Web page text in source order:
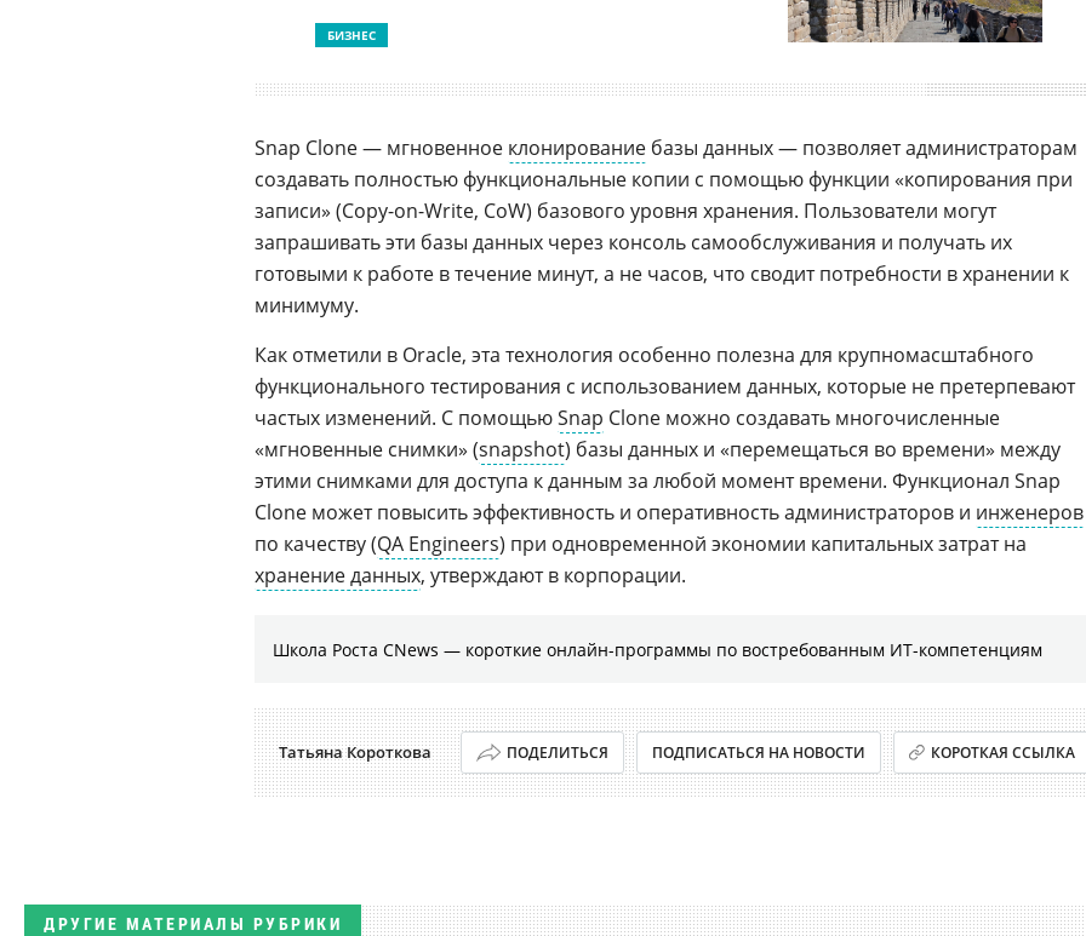
БИЗНЕС
Snap Clone — мгновенное клонирование базы данных — позволяет администраторам
создавать полностью функциональные копии с помощью функции «копирования при
записи» (Copy-on-Write, CoW) базового уровня хранения. Пользователи могут
запрашивать эти базы данных через консоль самообслуживания и получать их
готовыми к работе в течение минут, а не часов, что сводит потребности в хранении к
минимуму.
Как отметили в Oracle, эта технология особенно полезна для крупномасштабного
функционального тестирования с использованием данных, которые не претерпевают
частых изменений. С помощьюSnap Clone можно создавать многочисленные
«мгновенные снимки» (snapshot) базы данных и «перемещаться во времени» между
этими снимками для доступа к данным за любой момент времени. Функционал Snap
Clone может повысить эффективность и оперативность администраторов и инженеров
по качеству (QA Engineers) при одновременной экономии капитальных затрат на
хранение данных, утверждают в корпорации.
Школа Роста CNews — короткие онлайн-программы по востребованным ИТ-компетенциям
Татьяна Короткова ПОДЕЛИТЬСЯ ПОДПИСАТЬСЯ НА НОВОСТИ КОРОТКАЯ ССЫЛКА
ДРУГИЕ МАТЕРИАЛЫ РУБРИКИ